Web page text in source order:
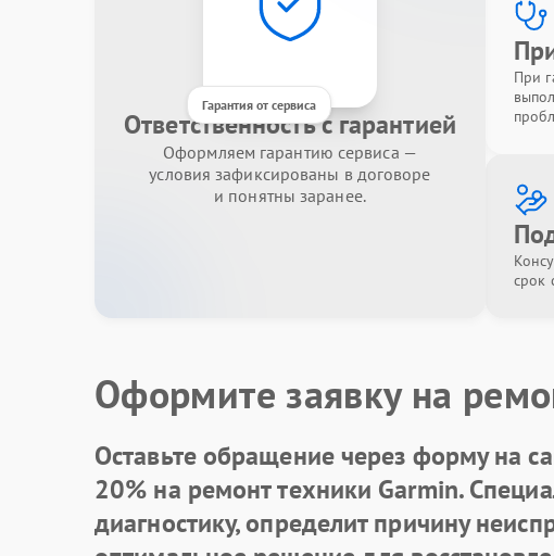
Гарантия от сервиса
Ответственность с гарантией
Оформляем гарантию сервиса —
условия зафиксированы в договоре
и понятны заранее.
При
срок
Оформите заявку на
Оставьте обращение через форму на
20% на ремонт техники Garmin.
диагностику, определит причину